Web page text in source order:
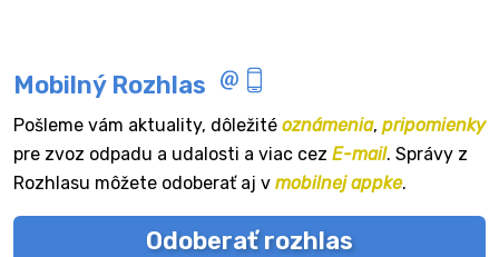
Mobilný Rozhlas
Pošleme vám aktuality, dôležité oznámenia, pripomienky
pre zvoz odpadu a udalosti a viac cez E-mail. Správy z
Rozhlasu môžete odoberať aj v mobilnej appke.
Odoberať rozhlas